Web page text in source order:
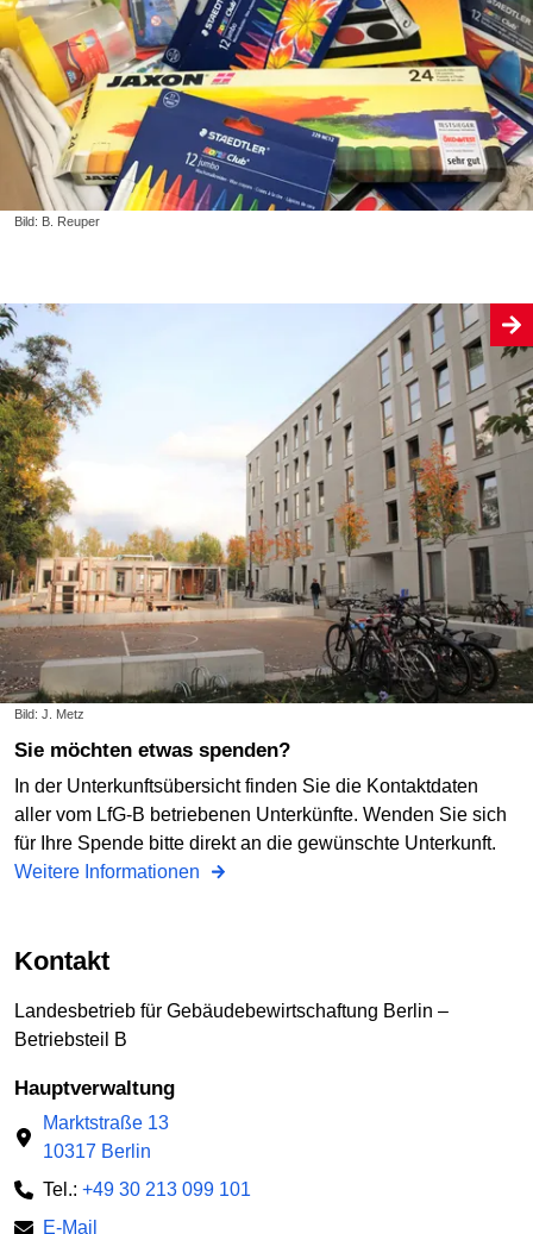
Bild: B. Reuper
Bild: J. Metz
Sie möchten etwas spenden?
In der Unterkunftsübersicht finden Sie die Kontaktdaten
aller vom LfG-B betriebenen Unterkünfte. Wenden Sie sich
für Ihre Spende bitte direkt an die gewünschte Unterkunft.
Weitere Informationen
Kontakt
Landesbetrieb für Gebäudebewirtschaftung Berlin –
Betriebsteil B
Hauptverwaltung
Marktstraße 13
10317 Berlin
Tel.: +49 30 213 099 101
E-Mail